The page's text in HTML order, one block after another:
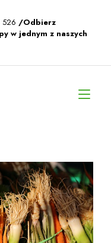
526 /Odbierz
w jednym z naszych